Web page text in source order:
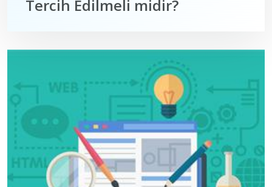
Tercih Edilmeli midir?